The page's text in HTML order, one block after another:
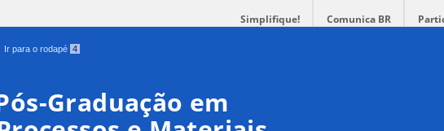
Simplifique! Comunica BR
Ir para o rodapé 4
Graduação em